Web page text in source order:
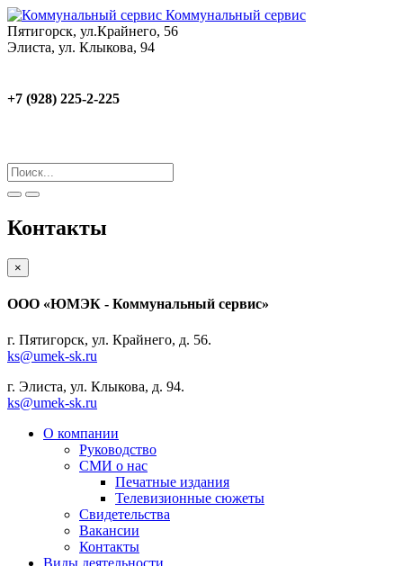
Коммунальный сервис
Пятигорск, ул.Крайнего, 56
Элиста, ул. Клыкова, 94
+7 (928) 225-2-225
Контакты
×
ООО «ЮМЭК - Коммунальный сервис»
г. Пятигорск, ул. Крайнего, д. 56.
ks@umek-sk.ru
г. Элиста, ул. Клыкова, д. 94.
ks@umek-sk.ru
О компании
Руководство
СМИ о нас
Печатные издания
Телевизионные сюжеты
Свидетельства
Вакансии
Контакты
Виды деятельности